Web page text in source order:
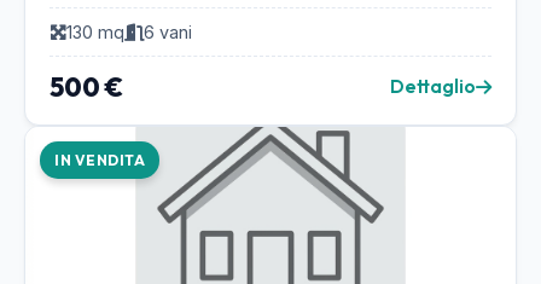
esposizione, comodo a tutti i servizi, tenuto molto ...
130 mq
6 vani
500 € Dettaglio
IN VENDITA